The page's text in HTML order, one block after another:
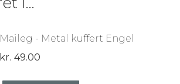
Maileg - Metal kuffert Engel
kr. 49.00